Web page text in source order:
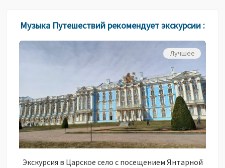
Музыка Путешествий рекомендует экскурсии :
Лучшее
Экскурсия в Царское село с посещением Янтарной